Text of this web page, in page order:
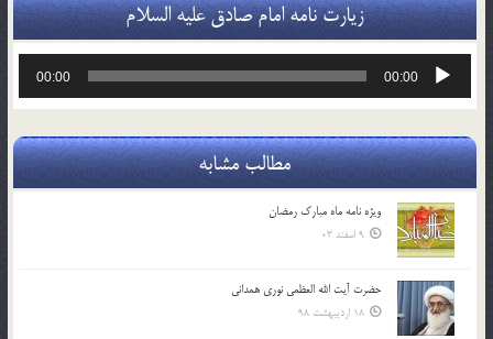
زیارت نامه امام صادق علیه السلام
پخش‌کننده
00:00
00:00
مطالب مشابه
ویژه نامه ماه مبارک رمضان
9 اسفند 03
حضرت آیت الله العظمی نوری همدانی
18 اردیبهشت 98